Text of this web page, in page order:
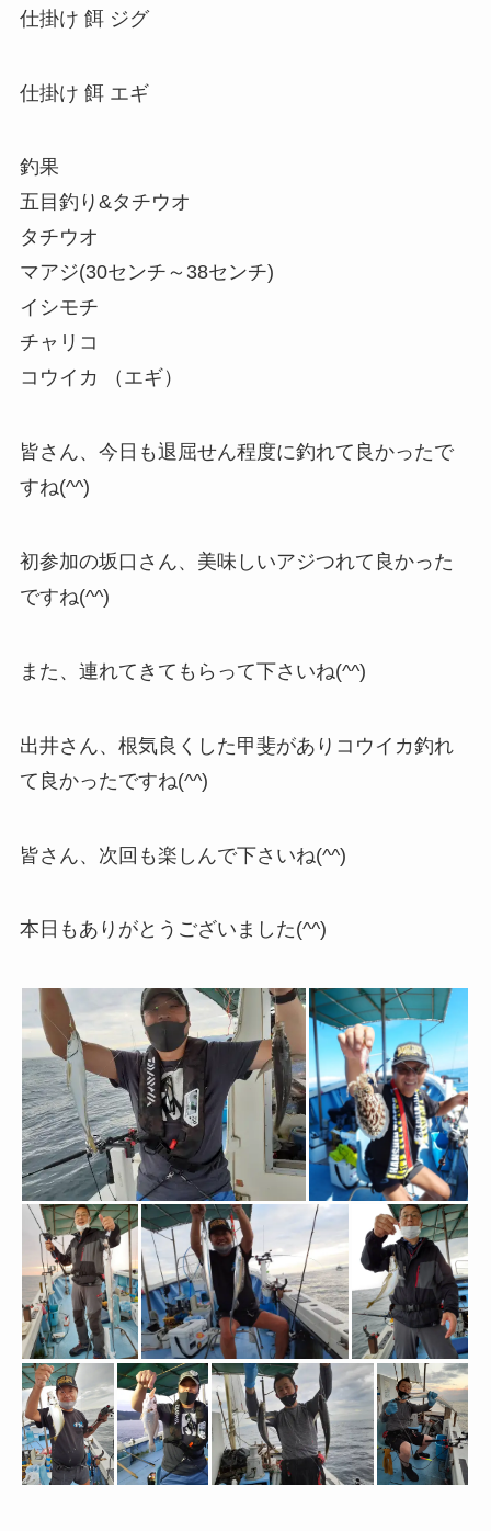
仕掛け 餌 ジグ
仕掛け 餌 エギ
釣果
五目釣り&タチウオ
タチウオ
マアジ(30センチ～38センチ)
イシモチ
チャリコ
コウイカ （エギ）
皆さん、今日も退屈せん程度に釣れて良かったで
すね(^^)
初参加の坂口さん、美味しいアジつれて良かった
ですね(^^)
また、連れてきてもらって下さいね(^^)
出井さん、根気良くした甲斐がありコウイカ釣れ
て良かったですね(^^)
皆さん、次回も楽しんで下さいね(^^)
本日もありがとうございました(^^)